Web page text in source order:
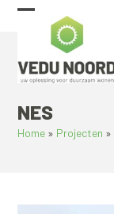
Skip
Open
mobile
menu
Close
mobile
menu
NES
Home » Projecten »